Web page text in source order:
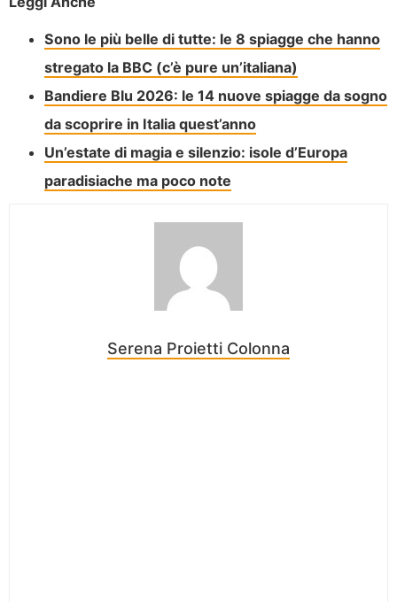
Sono le più belle di tutte: le 8 spiagge che hanno
stregato la BBC (c’è pure un’italiana)
Bandiere Blu 2026: le 14 nuove spiagge da sogno
da scoprire in Italia quest’anno
Un’estate di magia e silenzio: isole d’Europa
paradisiache ma poco note
Serena Proietti Colonna